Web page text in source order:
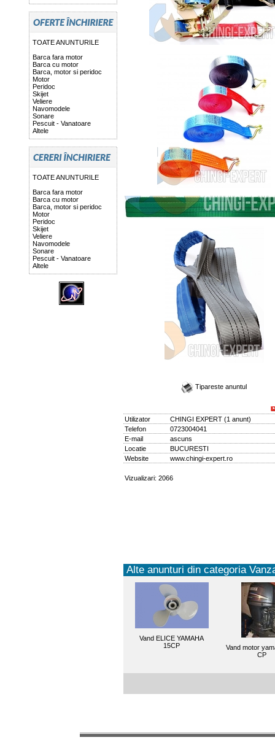
TOATE ANUNTURILE
Barca fara motor
Barca cu motor
Barca, motor si peridoc
Motor
Peridoc
Skijet
Veliere
Navomodele
Sonare
Pescuit - Vanatoare
Altele
TOATE ANUNTURILE
Barca fara motor
Barca cu motor
Barca, motor si peridoc
Motor
Peridoc
Skijet
Veliere
Navomodele
Sonare
Pescuit - Vanatoare
Altele
Tipareste anuntul
Utilizator CHINGI EXPERT(1 anunt)
Telefon
0723004041
E-mail
ascuns
Locatie
BUCURESTI
Website
www.chingi-expert.ro
Vizualizari: 2066
Alte anunturi din categoria
Vand ELICE YAMAHA
15CP
Vand motor
CP